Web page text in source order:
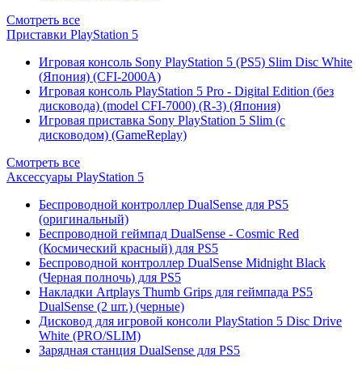
Смотреть все
Приставки PlayStation 5
Игровая консоль Sony PlayStation 5 (PS5) Slim Disc White
(Япония) (CFI-2000A)
Игровая консоль PlayStation 5 Pro - Digital Edition (без
дисковода) (model CFI-7000) (R-3) (Япония)
Игровая приставка Sony PlayStation 5 Slim (с
дисководом) (GameReplay)
Смотреть все
Аксессуары PlayStation 5
Беспроводной контроллер DualSense для PS5
(оригинальный)
Беспроводной геймпад DualSense - Cosmic Red
(Космический красный) для PS5
Беспроводной контроллер DualSense Midnight Black
(Черная полночь) для PS5
Накладки Artplays Thumb Grips для геймпада PS5
DualSense (2 шт.) (черные)
Дисковод для игровой консоли PlayStation 5 Disc Drive
White (PRO/SLIM)
Зарядная станция DualSense для PS5